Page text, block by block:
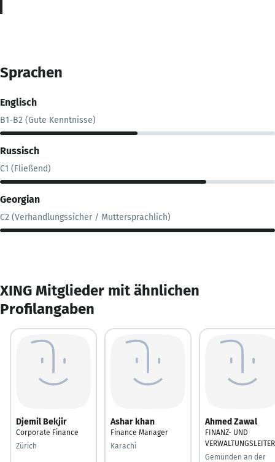
Sprachen
Englisch
B1-B2 (Gute Kenntnisse)
Russisch
C1 (Fließend)
Georgian
C2 (Verhandlungssicher / Muttersprachlich)
XING Mitglieder mit ähnlichen
Profilangaben
Djemil Bekjir
Corporate Finance
Zürich
Ashar khan
Finance Manager
Karachi
Ahmed Zawal
FINANZ- UND
VERWALTUNGSLEITER
Gemünden an der